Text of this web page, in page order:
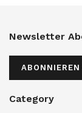
Newsletter
ABONNIEREN
Category